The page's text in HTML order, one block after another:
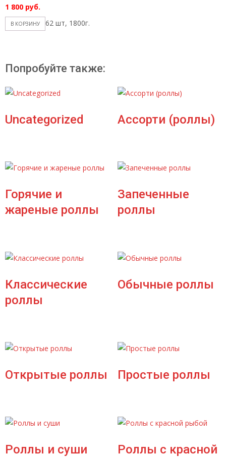
1 800 руб.
В КОРЗИНУ 62 шт, 1800г.
Попробуйте также:
Uncategorized Ассорти (роллы)
Горячие и
жареные роллы
Запеченные
роллы
Классические
роллы
Обычные роллы
Открытые роллы Простые роллы
Роллы и суши
Роллы с красной